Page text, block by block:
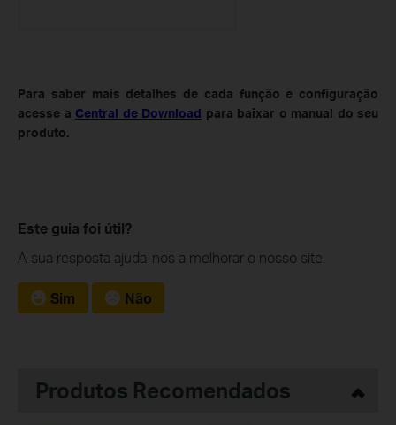
Para saber mais detalhes de cada função e configuração
acesse a Central de Download para baixar o manual do seu
produto.
Este guia foi útil?
A sua resposta ajuda-nos a melhorar o nosso site.
Sim Não
Produtos Recomendados